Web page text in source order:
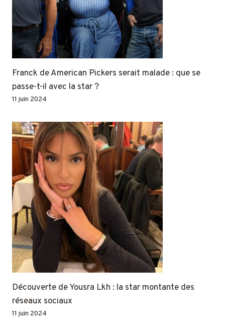
Franck de American Pickers serait malade : que se
passe-t-il avec la star ?
11 juin 2024
Découverte de Yousra Lkh : la star montante des
réseaux sociaux
11 juin 2024